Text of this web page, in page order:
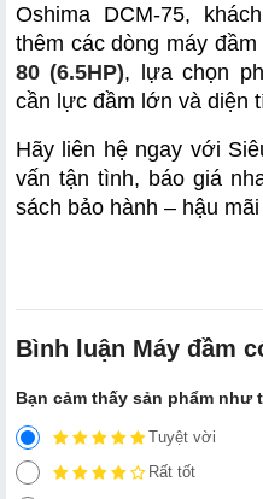
Oshima DCM-75,
thêm các dòng máy đầm
80 (6.5HP), lựa chọn
cần lực đầm lớn và diện
Hãy liên hệ ngay với
vấn tận tình, báo giá
sách bảo hành – hậu
Bình luận Máy đầm
Bạn cảm thấy sản phẩm như
Tuyệt vời
Rất tốt